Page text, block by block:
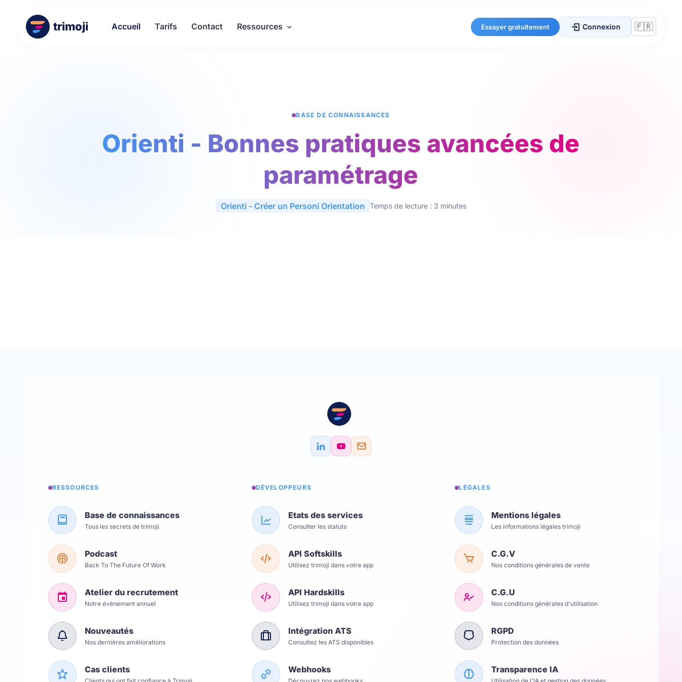
trimoji Accueil Tarifs Contact Ressources Essayer gratuitement Connexion
BASE DE CONNAISSANCES
Orienti - Bonnes pratiques avancées de
paramétrage
Orienti - Créer un Personi Orientation Temps de lecture : 3 minutes
RESSOURCES
Base de connaissances
Tous les secrets de trimoji
Podcast
Back To The Future Of Work
Atelier du recrutement
Notre évènement annuel
Nouveautés
Nos dernières améliorations
Cas clients
DÉVELOPPEURS
Etats des services
Consulter les statuts
API Softskills
Utilisez trimoji dans votre app
API Hardskills
Utilisez trimoji dans votre app
Intégration ATS
Consultez les ATS disponibles
Webhooks
LÉGALES
Mentions légales
Les informations légales trimoji
C.G.V
Nos conditions générales de vente
C.G.U
Nos conditions générales d'utilisation
RGPD
Protection des données
Transparence IA